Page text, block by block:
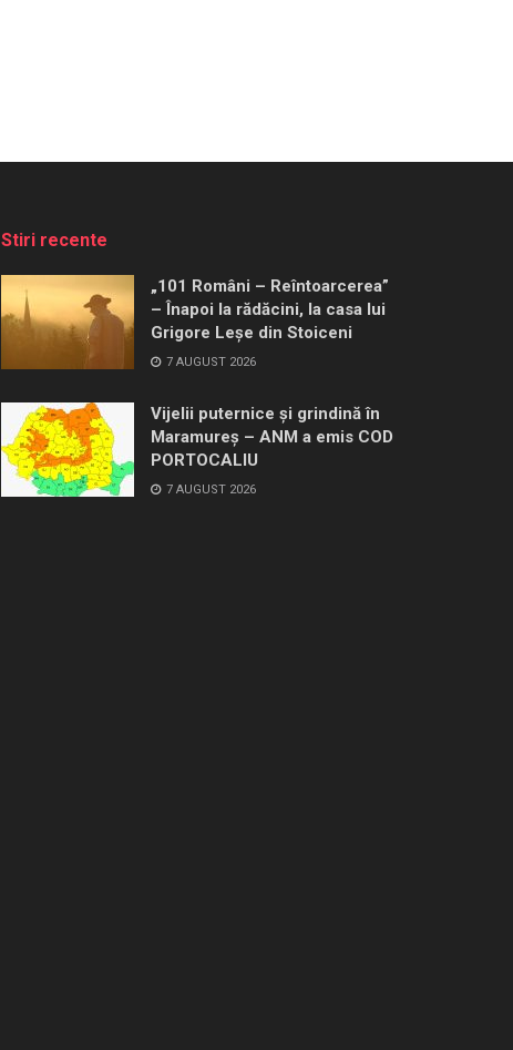
Stiri recente
„101 Români – Reîntoarcerea”
– Înapoi la rădăcini, la casa lui
Grigore Leșe din Stoiceni
7 AUGUST 2026
Vijelii puternice și grindină în
Maramureș – ANM a emis COD
PORTOCALIU
7 AUGUST 2026